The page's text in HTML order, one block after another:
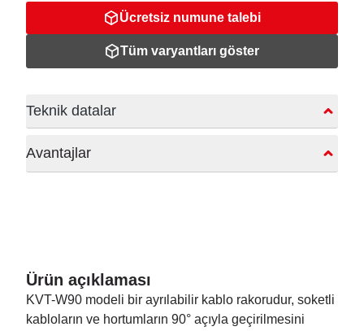
Ücretsiz numune talebi
Tüm varyantları göster
Teknik datalar
Avantajlar
Ürün açıklaması
KVT-W90 modeli bir ayrılabilir kablo rakorudur, soketli
kabloların ve hortumların 90° açıyla geçirilmesini